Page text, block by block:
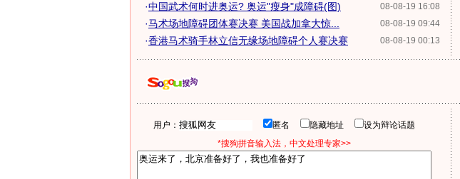
08-08-19 16:08
·中国武术何时进奥运? 奥运"瘦身"成障碍(图)
08-08-19 09:44
·马术场地障碍团体赛决赛 美国战加拿大惊...
08-08-19 00:13
·香港马术骑手林立信无缘场地障碍个人赛决赛
用户： 匿名 隐藏地址
设为辩论话题
*搜狗拼音输入法，中文处理专家>>